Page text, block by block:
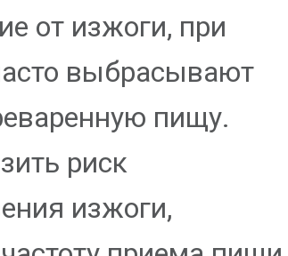
от изжоги, при
выбрасывают
пищу.
риск
изжоги,